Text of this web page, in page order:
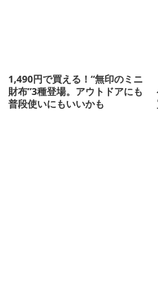
1,490円で買える！“無印のミニ
財布”3種登場。アウトドアにも
普段使いにもいいかも